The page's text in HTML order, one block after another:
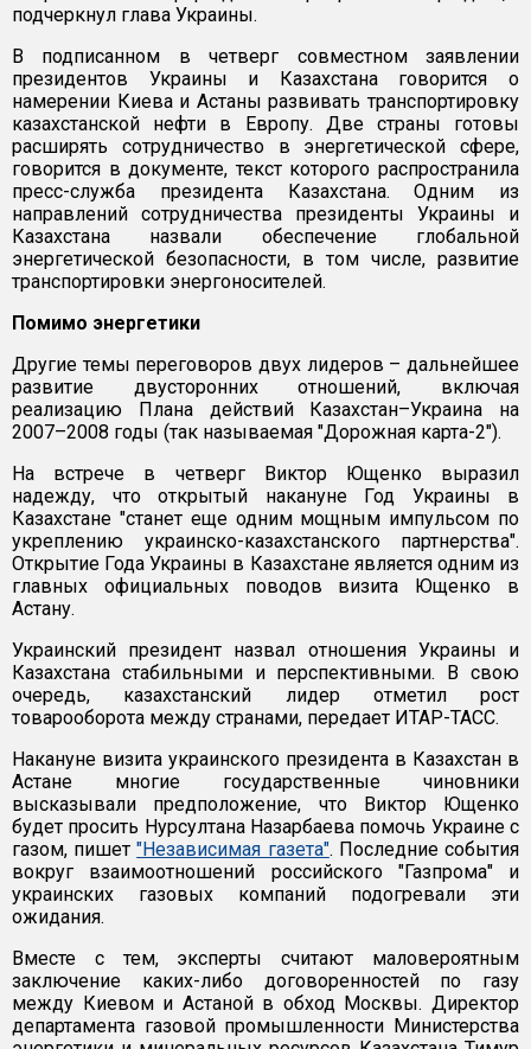
подчеркнул глава Украины.
В подписанном в четверг совместном заявлении
президентов Украины и Казахстана говорится о
намерении Киева и Астаны развивать транспортировку
казахстанской нефти в Европу. Две страны готовы
расширять сотрудничество в энергетической сфере,
говорится в документе, текст которого распространила
пресс-служба президента Казахстана. Одним из
направлений сотрудничества президенты Украины и
Казахстана назвали обеспечение глобальной
энергетической безопасности, в том числе, развитие
транспортировки энергоносителей.
Помимо энергетики
Другие темы переговоров двух лидеров – дальнейшее
развитие двусторонних отношений, включая
реализацию Плана действий Казахстан–Украина на
2007–2008 годы (так называемая "Дорожная карта-2").
На встрече в четверг Виктор Ющенко выразил
надежду, что открытый накануне Год Украины в
Казахстане "станет еще одним мощным импульсом по
укреплению украинско-казахстанского партнерства".
Открытие Года Украины в Казахстане является одним из
главных официальных поводов визита Ющенко в
Астану.
Украинский президент назвал отношения Украины и
Казахстана стабильными и перспективными. В свою
очередь, казахстанский лидер отметил рост
товарооборота между странами, передает ИТАР-ТАСС.
Накануне визита украинского президента в Казахстан в
Астане многие государственные чиновники
высказывали предположение, что Виктор Ющенко
будет просить Нурсултана Назарбаева помочь Украине с
газом, пишет"Независимая газета". Последние события
вокруг взаимоотношений российского "Газпрома" и
украинских газовых компаний подогревали эти
ожидания.
Вместе с тем, эксперты считают маловероятным
заключение каких-либо договоренностей по газу
между Киевом и Астаной в обход Москвы. Директор
департамента газовой промышленности Министерства